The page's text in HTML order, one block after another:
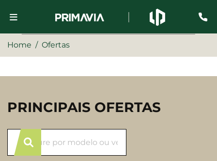
Home Ofertas
PRINCIPAIS OFERTAS